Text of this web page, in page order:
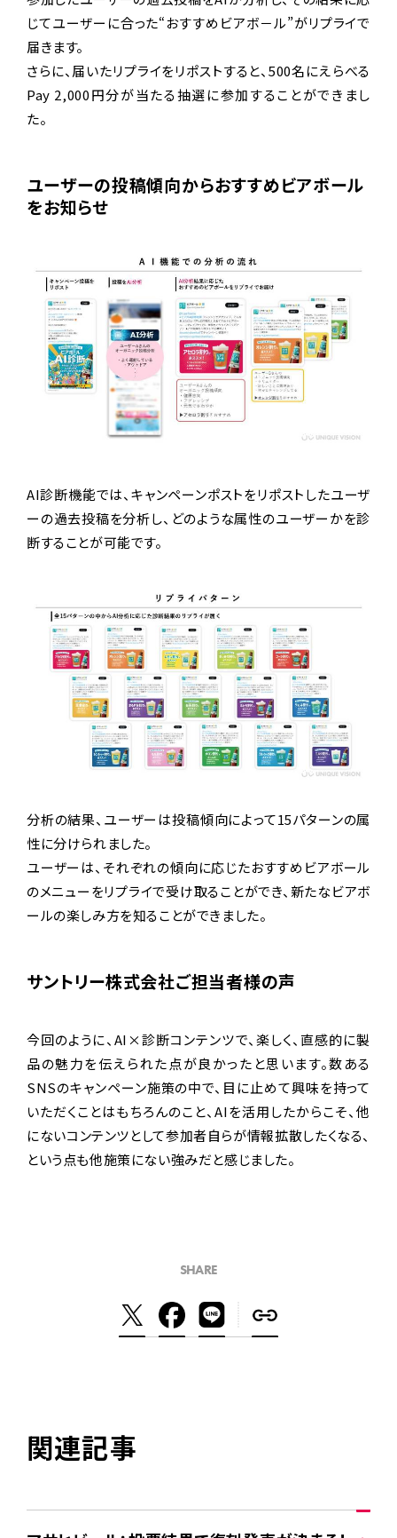
じてユーザーに合った“おすすめビアボ－ル”がリプライで
届きます。
さらに、届いたリプライをリポストすると、500名にえらべる
Pay 2,000円分が当たる抽選に参加することができまし
た。
ユーザーの投稿傾向からおすすめビアボール
をお知らせ
AI診断機能では、キャンペーンポストをリポストしたユーザ
ーの過去投稿を分析し、どのような属性のユーザーかを診
断することが可能です。
分析の結果、ユーザーは投稿傾向によって15パターンの属
性に分けられました。
ユーザーは、それぞれの傾向に応じたおすすめビアボール
のメニューをリプライで受け取ることができ、新たなビアボ
ールの楽しみ方を知ることができました。
サントリー株式会社ご担当者様の声
今回のように、AI×診断コンテンツで、楽しく、直感的に製
品の魅力を伝えられた点が良かったと思います。数ある
SNSのキャンペーン施策の中で、目に止めて興味を持って
いただくことはもちろんのこと、AIを活用したからこそ、他
にないコンテンツとして参加者自らが情報拡散したくなる、
という点も他施策にない強みだと感じました。
SHARE
関連記事